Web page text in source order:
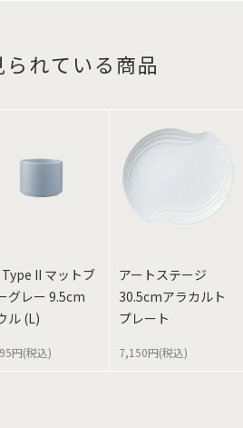
れている商品
II マットブ
グレー 9.5cm
ル (L)
円(税込)
アートステージ
30.5cmアラカルト
プレート
7,150円(税込)